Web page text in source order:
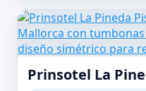
Prinsotel La